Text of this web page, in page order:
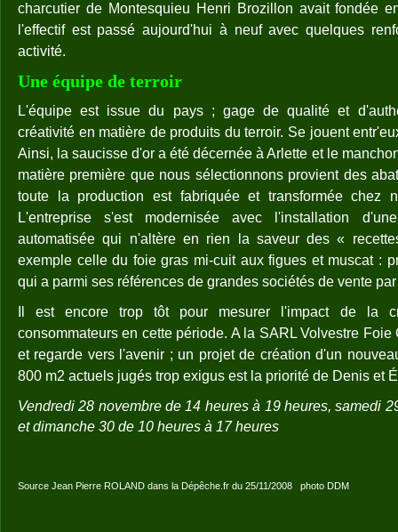
charcutier de Montesquieu Henri Brozillon avait fondée
l'effectif est passé aujourd'hui à neuf avec quelques
activité.
Une équipe de terroir
L'équipe est issue du pays ; gage de qualité et
créativité en matière de produits du terroir. Se jouent
Ainsi, la saucisse d'or a été décernée à Arlette et le
matière première que nous sélectionnons provient des
toute la production est fabriquée et transformée chez
L'entreprise s'est modernisée avec l'installation
automatisée qui n'altère en rien la saveur des «
exemple celle du foie gras mi-cuit aux figues et muscat :
qui a parmi ses références de grandes sociétés de vente
Il est encore trop tôt pour mesurer l'impact de la
consommateurs en cette période. A la SARL Volvestre Foie
et regarde vers l'avenir ; un projet de création d'un
800 m2 actuels jugés trop exigus est la priorité de Denis et
Vendredi 28 novembre de 14 heures à 19 heures, samedi
et dimanche 30 de 10 heures à 17 heures
Source Jean Pierre ROLAND dans la Dépêche.fr du 25/11/2008 photo DDM